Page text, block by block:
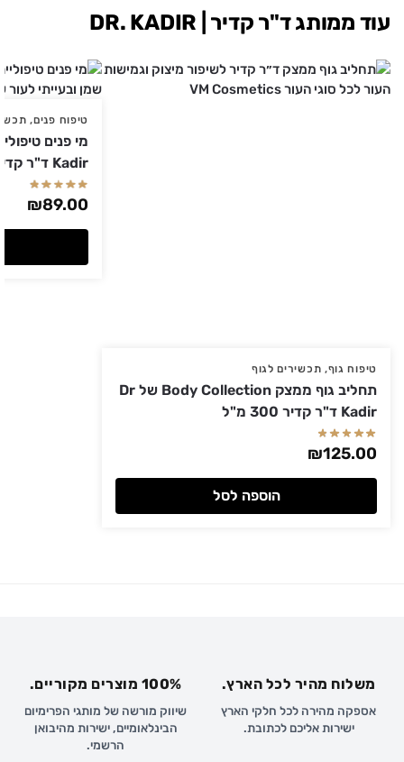
עוד ממותג ד"ר קדיר | DR. KADIR
טיפוח גוף, תכשירים לגוף
תחליב גוף ממצק Body Collection של Dr
Kadir ד"ר קדיר 300 מ"ל
₪125.00
הוספה לסל
טיפוח פנים,
Kadir ד"ר קדיר 250 מ"ל
₪89.00
משלוח מהיר לכל הארץ.
אספקה מהירה לכל חלקי הארץ
ישירות אליכם לכתובת.
100% מוצרים מקוריים.
שיווק מורשה של מותגי הפרימיום
הבינלאומיים, ישירות מהיבואן
הרשמי.